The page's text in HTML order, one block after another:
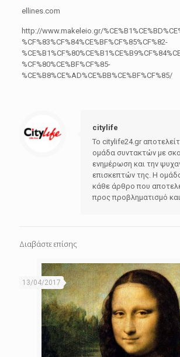
ellines.com
http://www.makeleio.gr/
%CF%83%CF%84%CE%BF%CF%85%CF%82-
%CF%80%CE%BF%CF%85-
%CE%B8%CE%AD%CE%BB%CE%BF%CF%85/
citylife
Το citylife24.gr
ομάδα συντακτών με
ενημέρωση και την
επισκεπτών της. Η
κάθε άρθρο που
προς προβληματισμό
Διαβάστε επίσης
13/04/2017